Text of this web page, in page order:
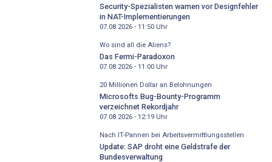
Security-Spezialisten warnen vor Designfehler
in NAT-Implementierungen
07.08.2026 - 11:50Uhr
Wo sind all die Aliens?
Das Fermi-Paradoxon
07.08.2026 - 11:00Uhr
20 Millionen Dollar an Belohnungen
Microsofts Bug-Bounty-Programm
verzeichnet Rekordjahr
07.08.2026 - 12:19Uhr
Nach IT-Pannen bei Arbeitsvermittlungsstellen
Update: SAP droht eine Geldstrafe der
Bundesverwaltung